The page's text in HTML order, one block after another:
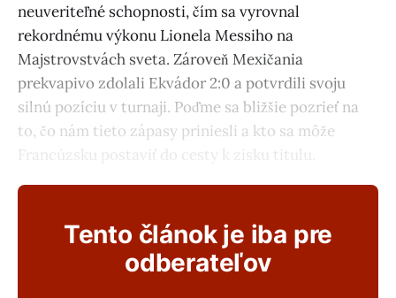
neuveriteľné schopnosti, čím sa vyrovnal
rekordnému výkonu Lionela Messiho na
Majstrovstvách sveta. Zároveň Mexičania
prekvapivo zdolali Ekvádor 2:0 a potvrdili svoju
silnú pozíciu v turnaji. Poďme sa bližšie pozrieť na
to, čo nám tieto zápasy priniesli a kto sa môže
Francúzsku postaviť do cesty k zisku titulu.
Tento článok je iba pre
odberateľov